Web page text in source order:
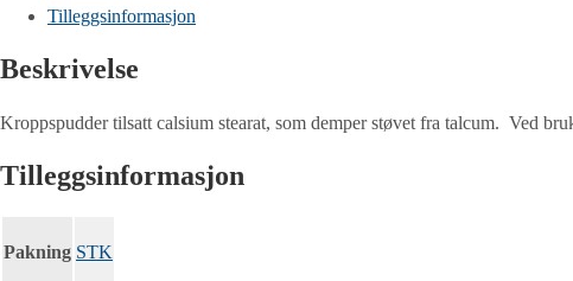
SVANEMERKET
antall
Tilleggsinformasjon
Beskrivelse
Kroppspudder tilsatt calsium stearat, som demper støvet fra talcum. Ved
Tilleggsinformasjon
Pakning STK